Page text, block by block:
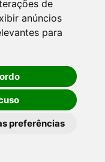
de
anúncios
para
preferências
Prefeitura de